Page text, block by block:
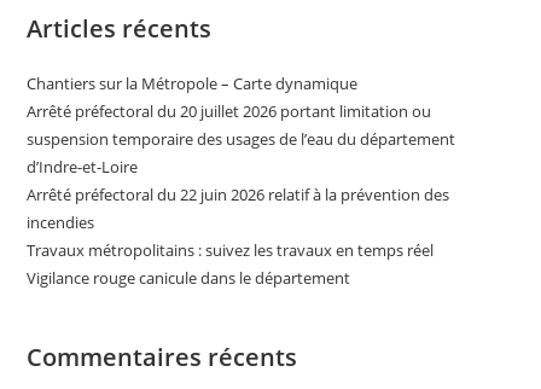
Articles récents
Chantiers sur la Métropole – Carte dynamique
Arrêté préfectoral du 20 juillet 2026 portant limitation ou
suspension temporaire des usages de l’eau du département
d’Indre-et-Loire
Arrêté préfectoral du 22 juin 2026 relatif à la prévention des
incendies
Travaux métropolitains : suivez les travaux en temps réel
Vigilance rouge canicule dans le département
Commentaires récents